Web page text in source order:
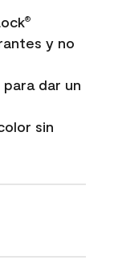
®
y no
dar un
sin